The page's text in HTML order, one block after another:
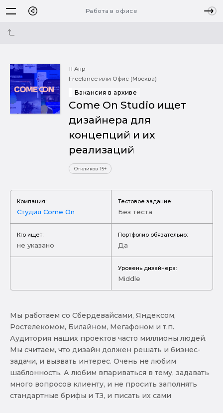
Работа в офисе
11 Апр
Freelance или Офис (Москва)
Вакансия в архиве
Come On Studio ищет
дизайнера для
концепций и их
реализаций
Откликов 15+
Компания:
Студия Come On
Тестовое задание:
Без теста
Кто ищет:
не указано
Портфолио обязательно:
Да
Уровень дизайнера:
Middle
Мы работаем со Сбердевайсами, Яндексом,
Ростелекомом, Билайном, Мегафоном и т.п.
Аудитория наших проектов часто миллионы людей.
Мы считаем, что дизайн должен решать и бизнес-
задачи, и вызвать интерес. Очень не любим
шаблонность. А любим впариваться в тему, задавать
много вопросов клиенту, и не просить заполнять
стандартные брифы и ТЗ, и писать их сами